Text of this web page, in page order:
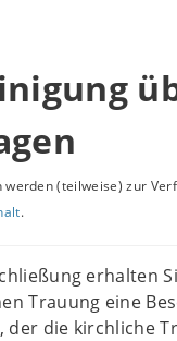
werden (teilweise) zur
.
erhalten
Trauung eine
der die kirchliche